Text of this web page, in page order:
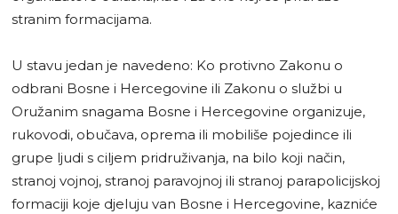
stranim formacijama.
U stavu jedan je navedeno: Ko protivno Zakonu o
odbrani Bosne i Hercegovine ili Zakonu o službi u
Oružanim snagama Bosne i Hercegovine organizuje,
rukovodi, obučava, oprema ili mobiliše pojedince ili
grupe ljudi s ciljem pridruživanja, na bilo koji način,
stranoj vojnoj, stranoj paravojnoj ili stranoj parapolicijskoj
formaciji koje djeluju van Bosne i Hercegovine, kazniće